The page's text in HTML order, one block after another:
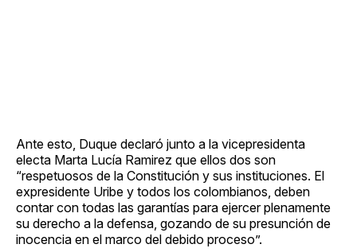
Ante esto, Duque declaró junto a la vicepresidenta
electa Marta Lucía Ramirez que ellos dos son
“respetuosos de la Constitución y sus instituciones. El
expresidente Uribe y todos los colombianos, deben
contar con todas las garantías para ejercer plenamente
su derecho a la defensa, gozando de su presunción de
inocencia en el marco del debido proceso”.